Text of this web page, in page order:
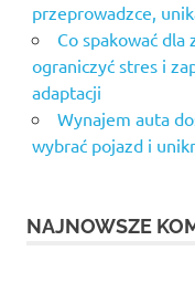
przeprowadzce,
Co spakować
ograniczyć stres i
adaptacji
Wynajem auta
wybrać pojazd i
NAJNOWSZE